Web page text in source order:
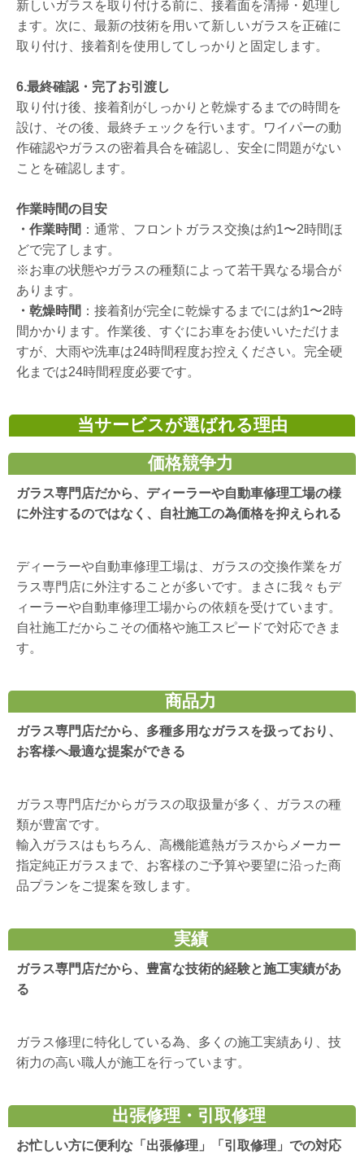
新しいガラスを取り付ける前に、接着面を清掃・処理し
ます。次に、最新の技術を用いて新しいガラスを正確に
取り付け、接着剤を使用してしっかりと固定します。
6.最終確認・完了お引渡し
取り付け後、接着剤がしっかりと乾燥するまでの時間を
設け、その後、最終チェックを行います。ワイパーの動
作確認やガラスの密着具合を確認し、安全に問題がない
ことを確認します。
作業時間の目安
・作業時間 ：通常、フロントガラス交換は約1〜2時間ほ
どで完了します。
※お車の状態やガラスの種類によって若干異なる場合が
あります。
・乾燥時間 ：接着剤が完全に乾燥するまでには約1〜2時
間かかります。作業後、すぐにお車をお使いいただけま
すが、大雨や洗車は24時間程度お控えください。完全硬
化までは24時間程度必要です。
当サービスが選ばれる理由
価格競争力
ガラス専門店だから、ディーラーや自動車修理工場の様
に外注するのではなく、自社施工の為価格を抑えられる
ディーラーや自動車修理工場は、ガラスの交換作業をガ
ラス専門店に外注することが多いです。まさに我々もデ
ィーラーや自動車修理工場からの依頼を受けています。
自社施工だからこその価格や施工スピードで対応できま
す。
商品力
ガラス専門店だから、多種多用なガラスを扱っており、
お客様へ最適な提案ができる
ガラス専門店だからガラスの取扱量が多く、ガラスの種
類が豊富です。
輸入ガラスはもちろん、高機能遮熱ガラスからメーカー
指定純正ガラスまで、お客様のご予算や要望に沿った商
品プランをご提案を致します。
実績
ガラス専門店だから、豊富な技術的経験と施工実績があ
る
ガラス修理に特化している為、多くの施工実績あり、技
術力の高い職人が施工を行っています。
出張修理・引取修理
お忙しい方に便利な「出張修理」「引取修理」での対応